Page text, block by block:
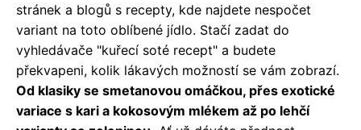
stránek a blogů s recepty, kde najdete nespočet
variant na toto oblíbené jídlo. Stačí zadat do
vyhledávače "kuřecí soté recept" a budete
překvapeni, kolik lákavých možností se vám zobrazí.
Od klasiky se smetanovou omáčkou, přes exotické
variace s kari a kokosovým mlékem až po lehčí